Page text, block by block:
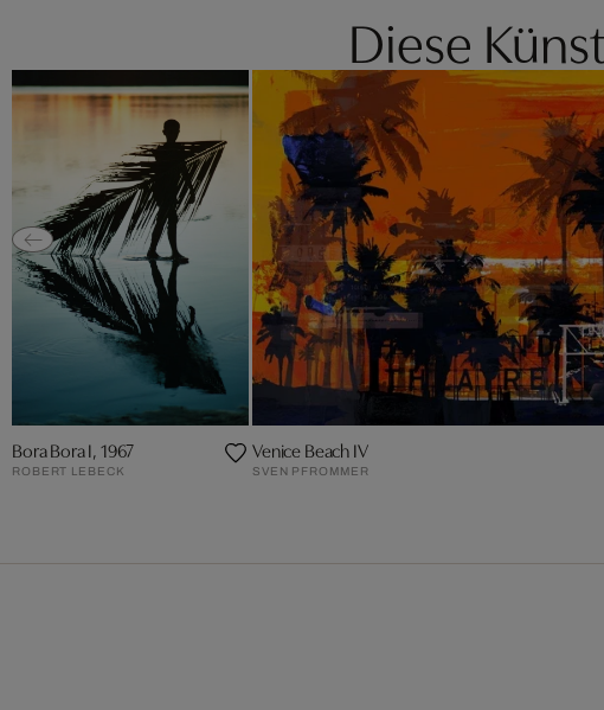
Diese
Bora Bora I, 1967
ROBERT LEBECK
Venice Beach IV
SVEN PFROMMER